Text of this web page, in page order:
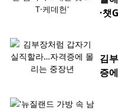
·챗
김
증